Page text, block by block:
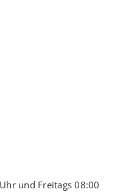
und Freitags 08:00